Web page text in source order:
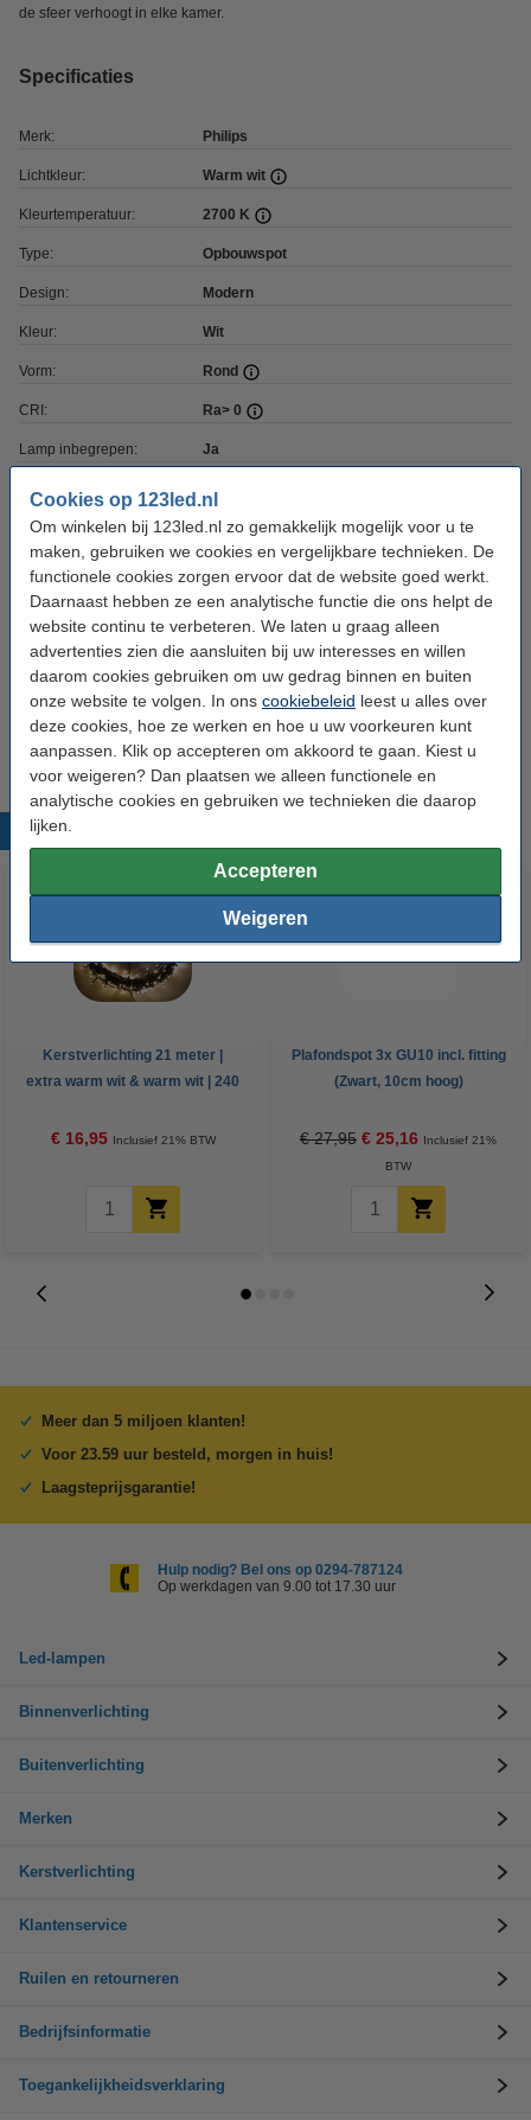
Cookies op 123led.nl
Om winkelen bij 123led.nl zo gemakkelijk mogelijk voor u te
maken, gebruiken we cookies en vergelijkbare technieken. De
functionele cookies zorgen ervoor dat de website goed werkt.
Daarnaast hebben ze een analytische functie die ons helpt de
website continu te verbeteren. We laten u graag alleen
advertenties zien die aansluiten bij uw interesses en willen
daarom cookies gebruiken om uw gedrag binnen en buiten
onze website te volgen. In ons cookiebeleid leest u alles over
deze cookies, hoe ze werken en hoe u uw voorkeuren kunt
aanpassen. Klik op accepteren om akkoord te gaan. Kiest u
voor weigeren? Dan plaatsen we alleen functionele en
analytische cookies en gebruiken we technieken die daarop
lijken.
Accepteren
Weigeren
de sfeer verhoogt in elke kamer.
Specificaties
Merk: Philips
Lichtkleur: Warm wit
Kleurtemperatuur: 2700 K
Type: Opbouwspot
Design: Modern
Kleur: Wit
Vorm: Rond
CRI: Ra> 0
Lamp inbegrepen: Ja
Voltage: 230 V
Afmetingen: 9,3 x 7,3 x 14,3 mm (lxbxh)
Beschermingsniveau:
Gebruik: Binnen
Branduren: 30.000 uur
Aantal lampjes: 1
Oud voor nieuw: uw oude apparaat
Kerstverlichting 21 meter |
extra warm wit & warm wit | 240
€ 16,95 Inclusief 21% BTW
Plafondspot 3x GU10 incl. fitting
(Zwart, 10cm hoog)
€ 27,95 € 25,16 Inclusief 21%
BTW
Meer dan 5 miljoen klanten!
Voor 23.59 uur besteld, morgen in huis!
Laagsteprijsgarantie!
Hulp nodig? Bel ons op 0294-787124
Op werkdagen van 9.00 tot 17.30 uur
Led-lampen
Binnenverlichting
Buitenverlichting
Merken
Kerstverlichting
Klantenservice
Ruilen en retourneren
Bedrijfsinformatie
Toegankelijkheidsverklaring